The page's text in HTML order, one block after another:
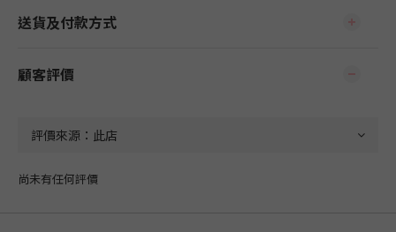
送貨及付款方式
顧客評價
尚未有任何評價